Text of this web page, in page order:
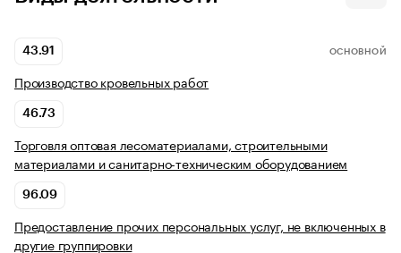
43.91 ОСНОВНОЙ
Производство кровельных работ
46.73
Торговля оптовая лесоматериалами, строительными
материалами и санитарно-техническим оборудованием
96.09
Предоставление прочих персональных услуг, не включенных в
другие группировки